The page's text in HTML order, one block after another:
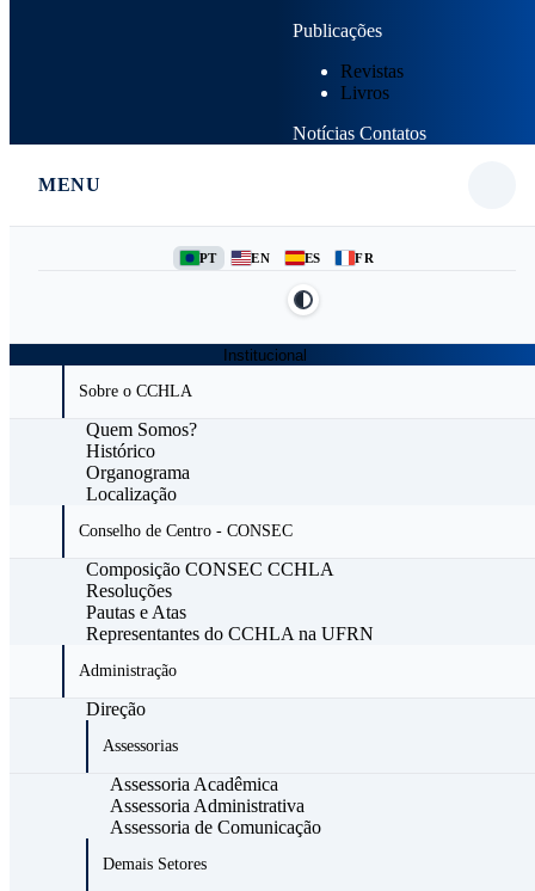
Publicações
Revistas
Livros
Notícias Contatos
MENU
PT EN ES FR
Institucional
Sobre o CCHLA
Quem Somos?
Histórico
Organograma
Localização
Conselho de Centro - CONSEC
Composição CONSEC CCHLA
Resoluções
Pautas e Atas
Representantes do CCHLA na UFRN
Administração
Direção
Assessorias
Assessoria Acadêmica
Assessoria Administrativa
Assessoria de Comunicação
Demais Setores